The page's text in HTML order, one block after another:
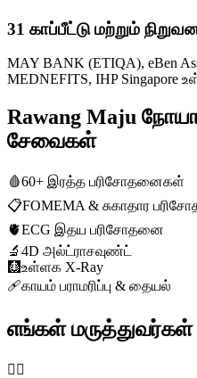
31 காப்பீட்டு மற்றும்
MAY BANK (ETIQA), eBen
MEDNEFITS, IHP Singapore
Rawang Maju
சேவைகள்
🩸60+ இரத்த பரிசோதனைகள்
📋FOMEMA & சுகாதார
🫀ECG இதய பரிசோதனை
🔬 4D அல்ட்ராசவுண்ட்
🩻உள்ளக X-Ray
🩹காயம் பராமரிப்பு & தையல்
எங்கள் மருத்துவர்கள்
👨‍⚕️